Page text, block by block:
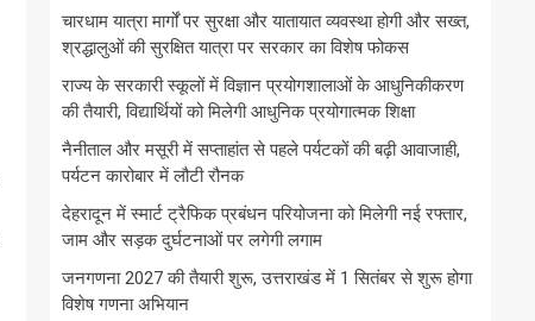
चारधाम यात्रा मार्गों पर सुरक्षा और यातायात व्यवस्था होगी और सख्त,
श्रद्धालुओं की सुरक्षित यात्रा पर सरकार का विशेष फोकस
राज्य के सरकारी स्कूलों में विज्ञान प्रयोगशालाओं के आधुनिकीकरण
की तैयारी, विद्यार्थियों को मिलेगी आधुनिक प्रयोगात्मक शिक्षा
नैनीताल और मसूरी में सप्ताहांत से पहले पर्यटकों की बढ़ी आवाजाही,
पर्यटन कारोबार में लौटी रौनक
देहरादून में स्मार्ट ट्रैफिक प्रबंधन परियोजना को मिलेगी नई रफ्तार,
जाम और सड़क दुर्घटनाओं पर लगेगी लगाम
जनगणना 2027 की तैयारी शुरू, उत्तराखंड में 1 सितंबर से शुरू होगा
विशेष गणना अभियान